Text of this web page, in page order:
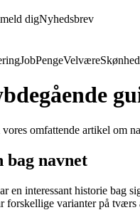
digNyhedsbrev
JobPengeVelværeSkønhed
omfattende artikel om
bag navnet
en interessant historie bag
forskellige varianter på tværs